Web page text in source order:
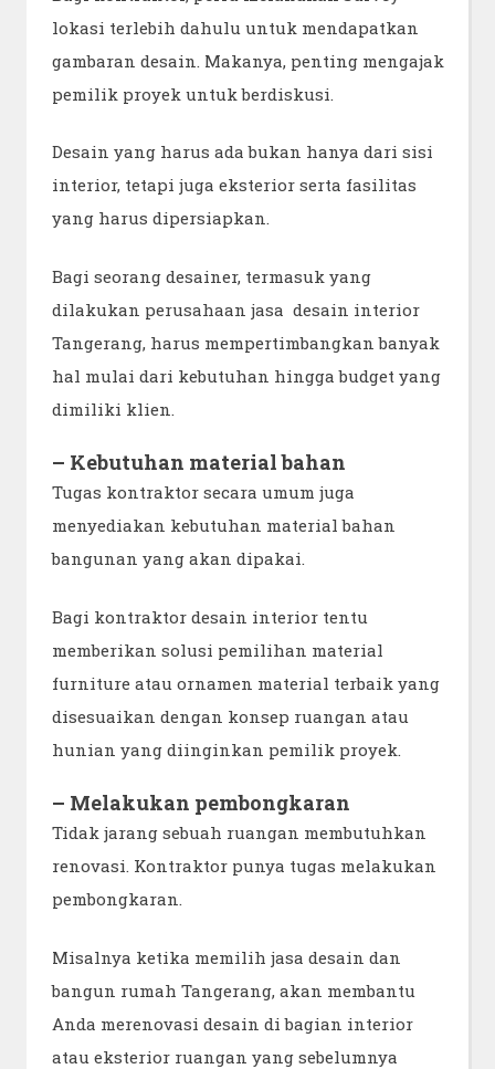
lokasi terlebih dahulu untuk mendapatkan
gambaran desain. Makanya, penting mengajak
pemilik proyek untuk berdiskusi.
Desain yang harus ada bukan hanya dari sisi
interior, tetapi juga eksterior serta fasilitas
yang harus dipersiapkan.
Bagi seorang desainer, termasuk yang
dilakukan perusahaan jasa desain interior
Tangerang, harus mempertimbangkan banyak
hal mulai dari kebutuhan hingga budget yang
dimiliki klien.
– Kebutuhan material bahan
Tugas kontraktor secara umum juga
menyediakan kebutuhan material bahan
bangunan yang akan dipakai.
Bagi kontraktor desain interior tentu
memberikan solusi pemilihan material
furniture atau ornamen material terbaik yang
disesuaikan dengan konsep ruangan atau
hunian yang diinginkan pemilik proyek.
– Melakukan pembongkaran
Tidak jarang sebuah ruangan membutuhkan
renovasi. Kontraktor punya tugas melakukan
pembongkaran.
Misalnya ketika memilih jasa desain dan
bangun rumah Tangerang, akan membantu
Anda merenovasi desain di bagian interior
atau eksterior ruangan yang sebelumnya